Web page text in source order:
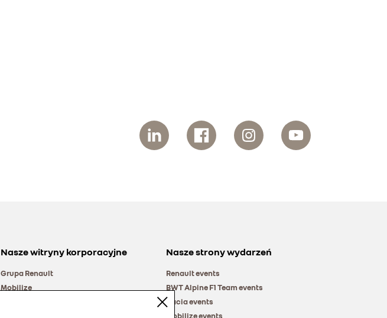
Nasze witryny korporacyjne
Grupa Renault
Mobilize
Nasze strony wydarzeń
Renault events
BWT Alpine F1 Team events
Dacia events
Mobilize events